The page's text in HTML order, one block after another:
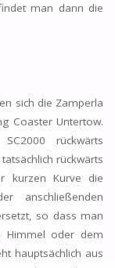
man dann die
sich die Zamperla
Coaster Untertow.
rückwärts
rückwärts
kurzen Kurve die
anschließenden
so dass man
Himmel oder dem
hauptsächlich aus